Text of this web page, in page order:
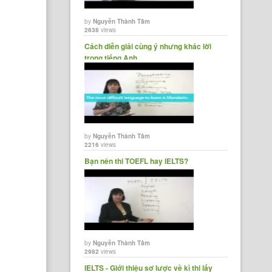
byNguyễn Thành Tâm
2638 views
Cách diễn giải cùng ý nhưng khác lời
trong tiếng Anh
byNguyễn Thành Tâm
2216 views
Bạn nên thi TOEFL hay IELTS?
byNguyễn Thành Tâm
2982 views
IELTS - Giới thiệu sơ lược về kì thi lấy